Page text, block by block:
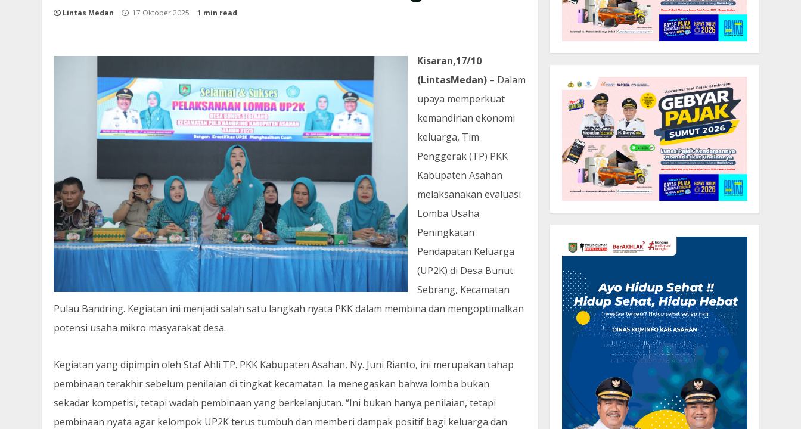
Lintas Medan 17 Oktober 2025 1 min read
Kisaran,17/10
(LintasMedan) – Dalam
upaya memperkuat
kemandirian ekonomi
keluarga, Tim
Penggerak (TP) PKK
Kabupaten Asahan
melaksanakan evaluasi
Lomba Usaha
Peningkatan
Pendapatan Keluarga
(UP2K) di Desa Bunut
Sebrang, Kecamatan
Pulau Bandring. Kegiatan ini menjadi salah satu langkah nyata PKK dalam membina dan mengoptimalkan
potensi usaha mikro masyarakat desa.
Kegiatan yang dipimpin oleh Staf Ahli TP. PKK Kabupaten Asahan, Ny. Juni Rianto, ini merupakan tahap
pembinaan terakhir sebelum penilaian di tingkat kecamatan. Ia menegaskan bahwa lomba bukan
sekadar kompetisi, tetapi wadah pembinaan yang berkelanjutan. “Ini bukan hanya penilaian, tetapi
pembinaan nyata agar kelompok UP2K terus tumbuh dan memberi dampak positif bagi keluarga dan